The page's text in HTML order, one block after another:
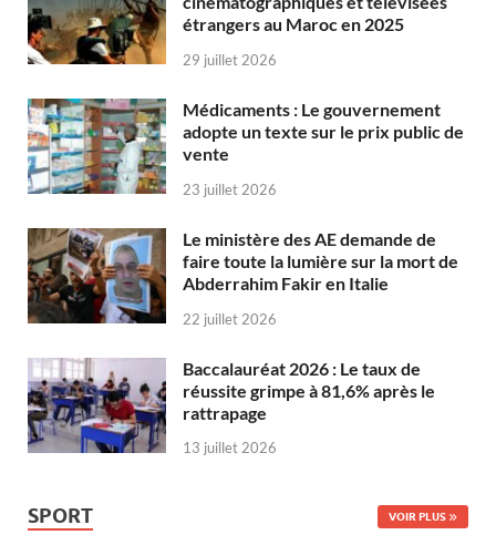
étrangers au Maroc en 2025
29 juillet 2026
Médicaments : Le gouvernement
adopte un texte sur le prix public de
vente
23 juillet 2026
Le ministère des AE demande de
faire toute la lumière sur la mort de
Abderrahim Fakir en Italie
22 juillet 2026
Baccalauréat 2026 : Le taux de
réussite grimpe à 81,6% après le
rattrapage
13 juillet 2026
SPORT VOIR PLUS